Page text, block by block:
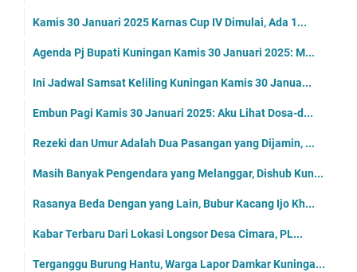
Kamis 30 Januari 2025 Karnas Cup IV Dimulai, Ada 1...
Agenda Pj Bupati Kuningan Kamis 30 Januari 2025: M...
Ini Jadwal Samsat Keliling Kuningan Kamis 30 Janua...
Embun Pagi Kamis 30 Januari 2025: Aku Lihat Dosa-d...
Rezeki dan Umur Adalah Dua Pasangan yang Dijamin, ...
Masih Banyak Pengendara yang Melanggar, Dishub Kun...
Rasanya Beda Dengan yang Lain, Bubur Kacang Ijo Kh...
Kabar Terbaru Dari Lokasi Longsor Desa Cimara, PL...
Terganggu Burung Hantu, Warga Lapor Damkar Kuninga...